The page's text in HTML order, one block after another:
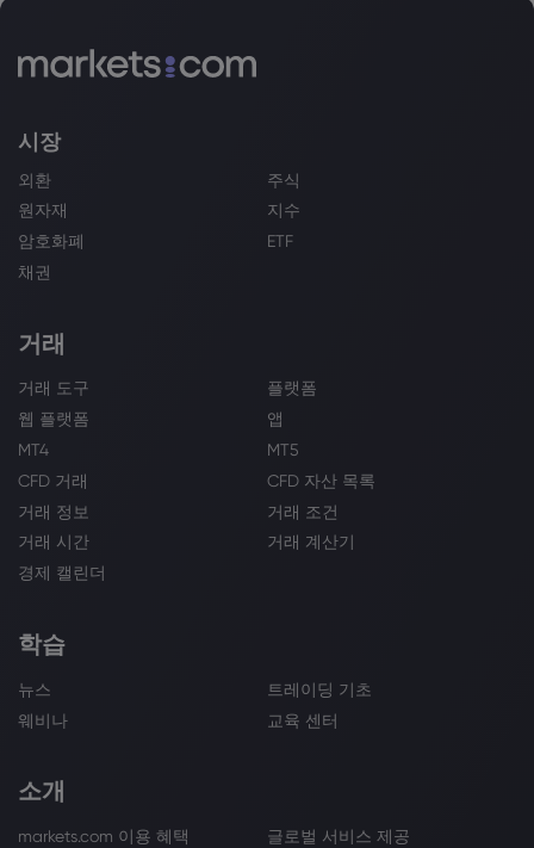
시장
외환
주식
원자재
지수
암호화폐
ETF
채권
거래
거래 도구
플랫폼
웹 플랫폼
앱
MT4
MT5
CFD 거래
CFD 자산 목록
거래 정보
거래 조건
거래 시간
거래 계산기
경제 캘린더
학습
뉴스
트레이딩 기초
웨비나
교육 센터
소개
markets.com 이용 혜택
글로벌 서비스 제공